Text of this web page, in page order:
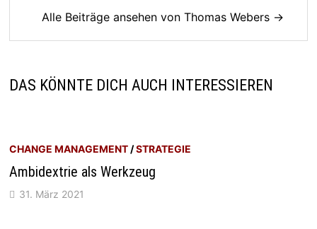
Alle Beiträge ansehen von Thomas Webers →
DAS KÖNNTE DICH AUCH INTERESSIEREN
CHANGE MANAGEMENT /STRATEGIE
Ambidextrie als Werkzeug
31. März 2021